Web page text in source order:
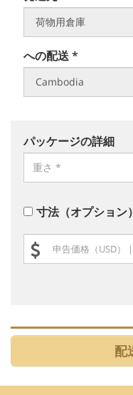
への配送 *
パッケージの詳細
寸法（オプション）